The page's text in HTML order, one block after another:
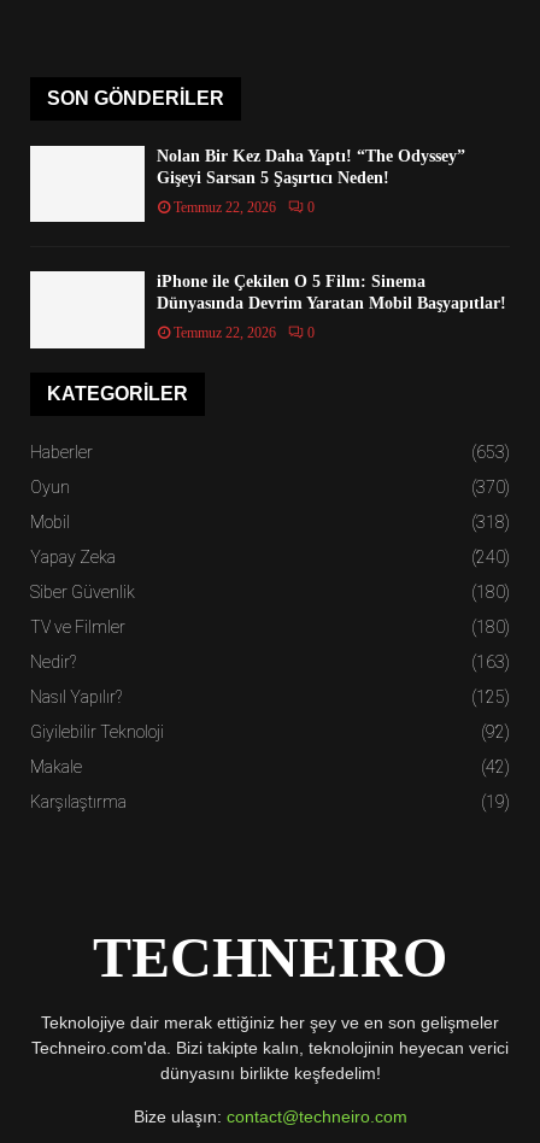
SON GÖNDERILER
Nolan Bir Kez Daha Yaptı! “The Odyssey”
Gişeyi Sarsan 5 Şaşırtıcı Neden!
Temmuz 22, 2026 0
iPhone ile Çekilen O 5 Film: Sinema
Dünyasında Devrim Yaratan Mobil Başyapıtlar!
Temmuz 22, 2026 0
KATEGORILER
Haberler
(653)
Oyun
(370)
Mobil
(318)
Yapay Zeka
(240)
Siber Güvenlik
(180)
TV ve Filmler
(180)
Nedir?
(163)
Nasıl Yapılır?
(125)
Giyilebilir Teknoloji
(92)
Makale
(42)
Karşılaştırma
(19)
TECHNEIRO
Teknolojiye dair merak ettiğiniz her şey ve en son gelişmeler
Techneiro.com'da. Bizi takipte kalın, teknolojinin heyecan verici
dünyasını birlikte keşfedelim!
Bize ulaşın: contact@techneiro.com